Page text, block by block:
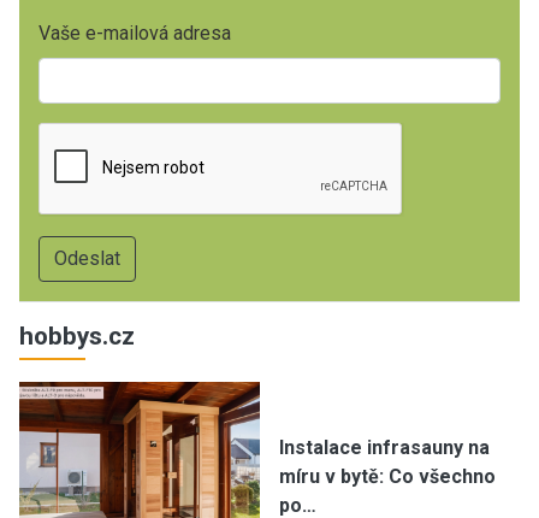
Vaše e-mailová adresa
hobbys.cz
Instalace infrasauny na
míru v bytě: Co všechno
po…